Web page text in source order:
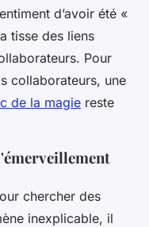
d’avoir été «
tisse des liens
Pour
collaborateurs, une
de la magie reste
chercher des
inexplicable, il